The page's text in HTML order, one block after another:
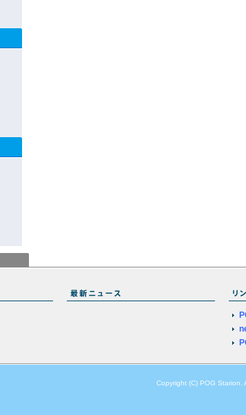
Copyright (C) POG Starion.